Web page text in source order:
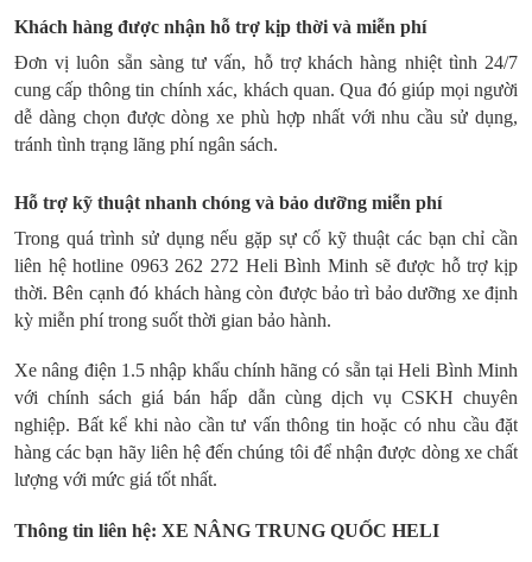
Khách hàng được nhận hỗ trợ kịp thời và miễn phí
Đơn vị luôn sẵn sàng tư vấn, hỗ trợ khách hàng nhiệt tình 24/7
cung cấp thông tin chính xác, khách quan. Qua đó giúp mọi người
dễ dàng chọn được dòng xe phù hợp nhất với nhu cầu sử dụng,
tránh tình trạng lãng phí ngân sách.
Hỗ trợ kỹ thuật nhanh chóng và bảo dưỡng miễn phí
Trong quá trình sử dụng nếu gặp sự cố kỹ thuật các bạn chỉ cần
liên hệ hotline 0963 262 272 Heli Bình Minh sẽ được hỗ trợ kịp
thời. Bên cạnh đó khách hàng còn được bảo trì bảo dưỡng xe định
kỳ miễn phí trong suốt thời gian bảo hành.
Xe nâng điện 1.5 nhập khẩu chính hãng có sẵn tại Heli Bình Minh
với chính sách giá bán hấp dẫn cùng dịch vụ CSKH chuyên
nghiệp. Bất kể khi nào cần tư vấn thông tin hoặc có nhu cầu đặt
hàng các bạn hãy liên hệ đến chúng tôi để nhận được dòng xe chất
lượng với mức giá tốt nhất.
Thông tin liên hệ: XE NÂNG TRUNG QUỐC HELI